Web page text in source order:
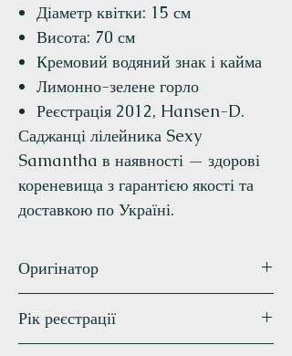
Діаметр квітки: 15 см
Висота: 70 см
Кремовий водяний знак і кайма
Лимонно-зелене горло
Реєстрація 2012, Hansen-D.
Саджанці лілейника Sexy
Samantha в наявності — здорові
кореневища з гарантією якості та
доставкою по Україні.
Оригінатор
Рік реєстрації